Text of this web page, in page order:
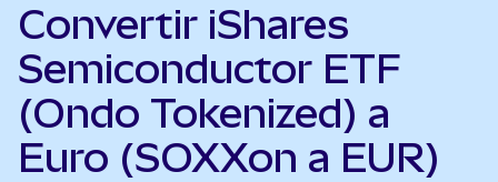
Convertir iShares
Semiconductor ETF
(Ondo Tokenized) a
Euro (SOXXon a EUR)